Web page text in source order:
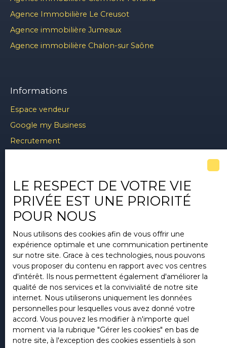
Agence Immobilière Le Creusot
Agence immobilière Jumeaux
Agence immobilière Chalon-sur Saône
Informations
Espace vendeur
Google my Business
Recrutement
Politique de confidentialité
Prix m2 Clermont-Ferrand
Plan du site
Gérer les cookies
Propulsé par
+33 4 73 86 99 53
LE RESPECT DE VOTRE VIE
PRIVÉE EST UNE PRIORITÉ
POUR NOUS
Nous utilisons des cookies afin de vous offrir une
expérience optimale et une communication pertinente
sur notre site. Grace à ces technologies, nous pouvons
vous proposer du contenu en rapport avec vos centres
d'intérêt. Ils nous permettent également d'améliorer la
qualité de nos services et la convivialité de notre site
internet. Nous utiliserons uniquement les données
personnelles pour lesquelles vous avez donné votre
accord. Vous pouvez les modifier à n'importe quel
moment via la rubrique ″Gérer les cookies″ en bas de
notre site, à l'exception des cookies essentiels à son